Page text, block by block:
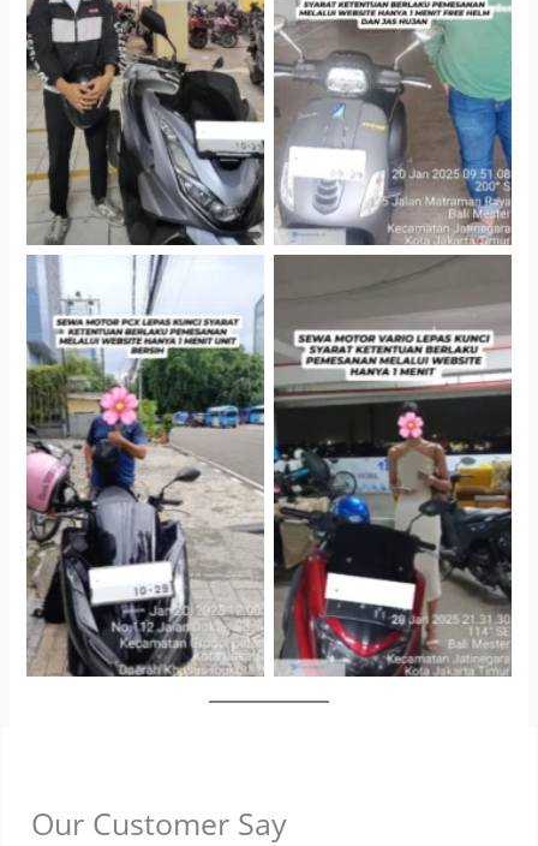
Hotel Kartika Chandra,
Jakarta Selatan
Cityplaza Jatinegara
Gedung Parkir P6A
Antar Jemput Kendaraan
Cityplaza Jatinegara
Gedung Parkir P6A
Our Customer Say